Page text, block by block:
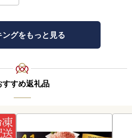
ングをもっと見る
すすめ返礼品